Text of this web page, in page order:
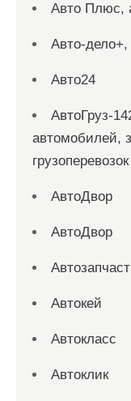
Авто Плюс,
Авто-
Авто24
АвтоГруз-
автомобилей,
грузоперевозок
АвтоДвор
АвтоДвор
Автокей
Автокласс
Автоклик